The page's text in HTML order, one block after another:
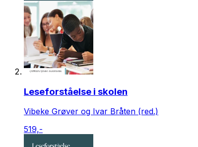
Leseforståelse i skolen
Vibeke Grøver og Ivar Bråten (red.)
519,-